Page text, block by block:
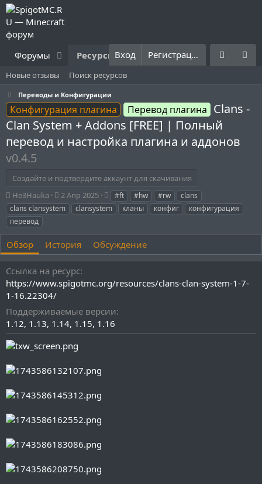
Форумы Ресурсы Что нового? Правила
Вход Регистрация
Новые отзывы Поиск ресурсов
Переводы и Конфигурации
Конфигурация плагина Перевод плагина Clans -
Clan System + Addons [FREE] | Полный
перевод и настройка плагина и аддонов
v0.4.5
Создайте и подтвердите аккаунт для скачивания
А
в
т
о
р
He3Hauka
Д
а
т
с
о
з
д
н
я
2 Апр 2025
Т
е
г
#ft #hw #rw
clans
clans clansystem
clansystem кланы конфиг
конфигурация
перевод
Обзор История Обсуждение
Ссылка на ресурс
https://www.spigotmc.org/resources/clans-clan-system-1-7-
1-16.22304/
Поддерживаемые версии
1.12 1.13 1.14 1.15 1.16